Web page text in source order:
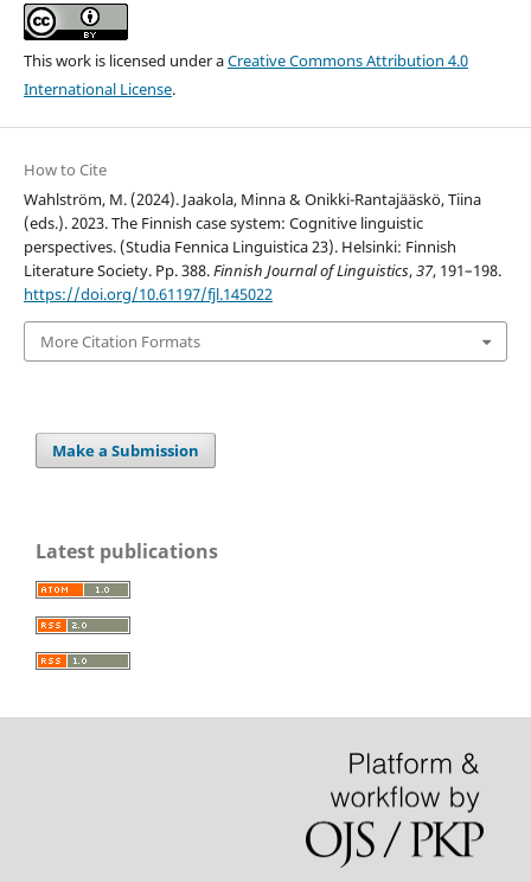
This work is licensed under aCreative Commons Attribution 4.0
International License.
How to Cite
Wahlström, M. (2024). Jaakola, Minna & Onikki-Rantajääskö, Tiina
(eds.). 2023. The Finnish case system: Cognitive linguistic
perspectives. (Studia Fennica Linguistica 23). Helsinki: Finnish
Literature Society. Pp. 388.Finnish Journal of Linguistics,37, 191–198.
https://doi.org/10.61197/fjl.145022
More Citation Formats
Make a Submission
Latest publications